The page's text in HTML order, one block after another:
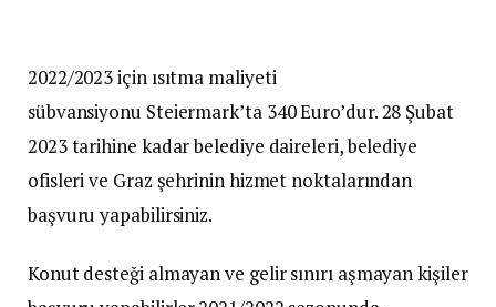
2022/2023 için ısıtma maliyeti
sübvansiyonu Steiermark’ta 340 Euro’dur. 28 Şubat
2023 tarihine kadar belediye daireleri, belediye
ofisleri ve Graz şehrinin hizmet noktalarından
başvuru yapabilirsiniz.
Konut desteği almayan ve gelir sınırı aşmayan kişiler